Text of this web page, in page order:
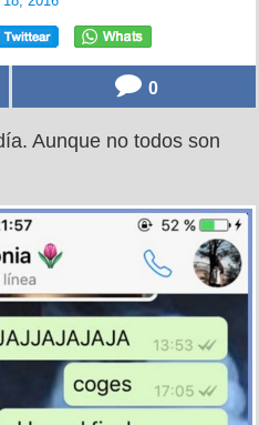
0
Aunque no todos son